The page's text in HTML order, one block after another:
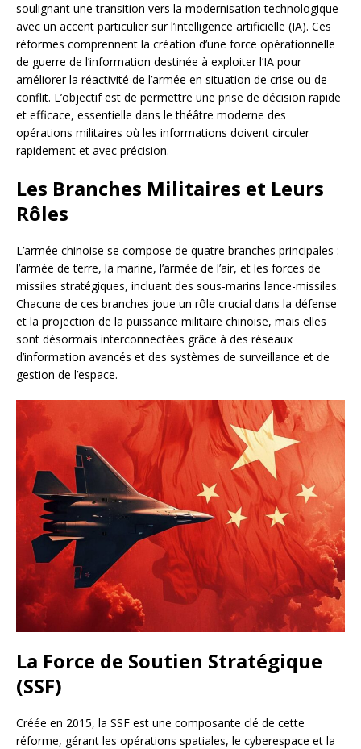
soulignant une transition vers la modernisation technologique
avec un accent particulier sur l’intelligence artificielle (IA). Ces
réformes comprennent la création d’une force opérationnelle
de guerre de l’information destinée à exploiter l’IA pour
améliorer la réactivité de l’armée en situation de crise ou de
conflit. L’objectif est de permettre une prise de décision rapide
et efficace, essentielle dans le théâtre moderne des
opérations militaires où les informations doivent circuler
rapidement et avec précision.
Les Branches Militaires et Leurs
Rôles
L’armée chinoise se compose de quatre branches principales :
l’armée de terre, la marine, l’armée de l’air, et les forces de
missiles stratégiques, incluant des sous-marins lance-missiles.
Chacune de ces branches joue un rôle crucial dans la défense
et la projection de la puissance militaire chinoise, mais elles
sont désormais interconnectées grâce à des réseaux
d’information avancés et des systèmes de surveillance et de
gestion de l’espace.
La Force de Soutien Stratégique
(SSF)
Créée en 2015, la SSF est une composante clé de cette
réforme, gérant les opérations spatiales, le cyberespace et la